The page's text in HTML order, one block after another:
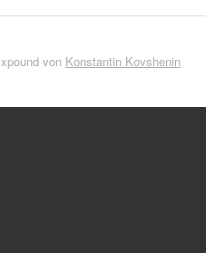
von Konstantin Kovshenin